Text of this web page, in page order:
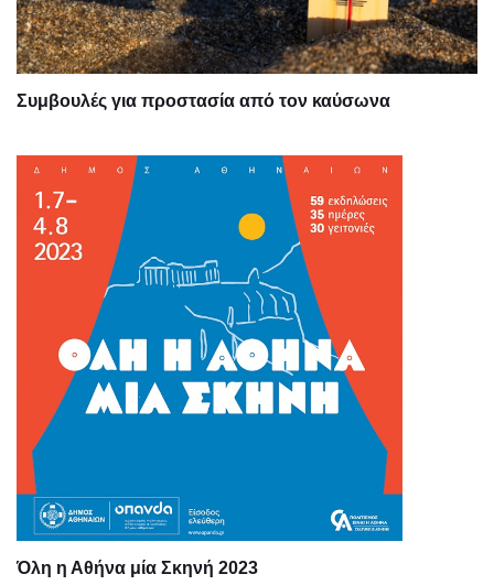
Συμβουλές για προστασία από τον καύσωνα
Όλη η Αθήνα μία Σκηνή 2023